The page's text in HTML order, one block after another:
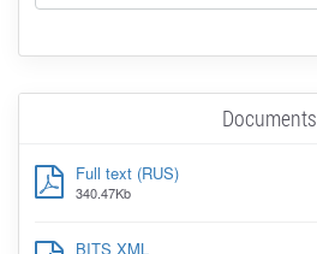
Documents
Full text (RUS)
340.47Kb
BITS XML